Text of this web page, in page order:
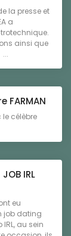
la presse et
a
ainsi que
FARMAN
le célèbre
IRL
eu
job dating
au sein